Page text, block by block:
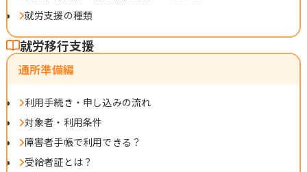
就労支援の種類
就労移行支援
通所準備編
利用手続き・申し込みの流れ
対象者・利用条件
障害者手帳で利用できる？
受給者証とは？